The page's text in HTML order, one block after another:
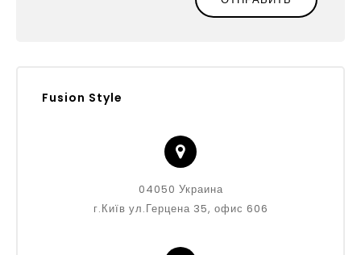
Fusion Style
04050 Украина
г.Київ ул.Герцена 35, офис 606